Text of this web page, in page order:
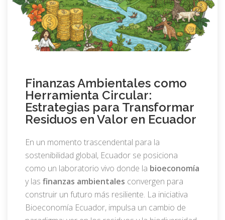
Finanzas Ambientales como
Herramienta Circular:
Estrategias para Transformar
Residuos en Valor en Ecuador
En un momento trascendental para la
sostenibilidad global, Ecuador se posiciona
como un laboratorio vivo donde la bioeconomía
y las finanzas ambientales convergen para
construir un futuro más resiliente. La iniciativa
Bioeconomía Ecuador, impulsa un cambio de